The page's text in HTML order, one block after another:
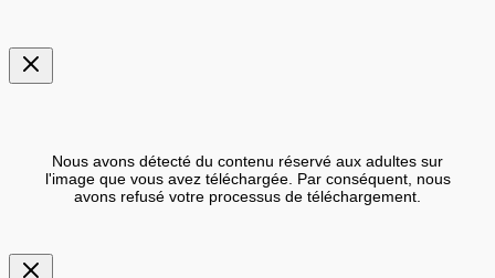
Nous avons détecté du contenu réservé aux adultes sur
l'image que vous avez téléchargée. Par conséquent, nous
avons refusé votre processus de téléchargement.